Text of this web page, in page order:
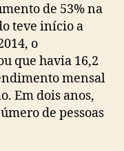
de 53% na
teve início a
o
que havia 16,2
mensal
Em dois anos,
de pessoas